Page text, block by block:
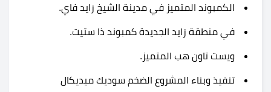
الكمبوند المتميز في مدينة الشيخ زايد فاي.
في منطقة زايد الجديدة كمبوند ذا ستيت.
ويست تاون هب المتميز.
تنفيذ وبناء المشروع الضخم سوديك ميديكال